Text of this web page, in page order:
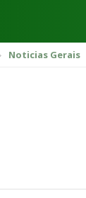
Noticias Gerais